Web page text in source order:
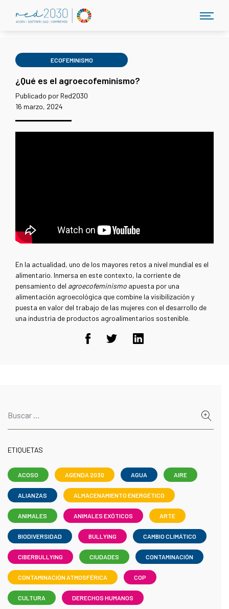
ECOFEMINISMO
¿Qué es el agroecofeminismo?
Publicado por Red2030
16 marzo, 2024
En la actualidad, uno de los mayores retos a nivel mundial es el
alimentario. Inmersa en este contexto, la corriente de
pensamiento del agroecofeminismo apuesta por una
alimentación agroecológica que combine la visibilización y
puesta en valor del trabajo de las mujeres con el desarrollo de
una industria de productos agroalimentarios sostenible.
ETIQUETAS
ACOSO AGENDA 2030 AGUA AIRE
ALIANZAS ALMACENAMIENTO ENERGÉTICO
ANIMALES ANIMALES EXÓTICOS ARTE
BIODIVERSIDAD BULLYING CAMBIO CLIMÁTICO
CIBERBULLYING CIUDADES CONTAMINACIÓN
CONTAMINACIÓN ATMOSFÉRICA COP
CULTURA DERECHOS HUMANOS